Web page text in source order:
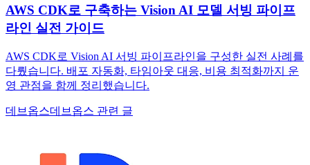
AWS CDK로 구축하는 Vision AI 모델 서빙 파이프
라인 실전 가이드
AWS CDK로 Vision AI 서빙 파이프라인을 구성한 실전 사례를
다뤘습니다. 배포 자동화, 타임아웃 대응, 비용 최적화까지 운
영 관점을 함께 정리했습니다.
데브옵스데브옵스 관련 글